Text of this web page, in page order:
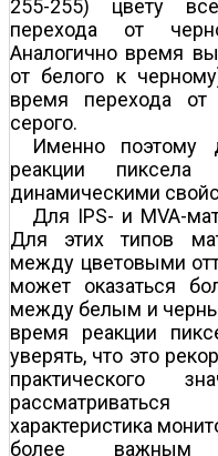
255-255) цвету
перехода от
Аналогично время
от белого к
время перехода
серого.
Именно поэтому
реакции пиксела
динамическими
Для IPS- и MVA-
Для этих типов
между цветовыми
может оказаться
между белым и
время реакции
уверять, что это
характеристика
более важным